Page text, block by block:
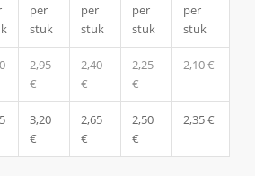
per
stuk
per
stuk
per
stuk
per
stuk
2,95
€
2,40
€
2,25
€
2,10 €
3,20
€
2,65
€
2,50
€
2,35 €